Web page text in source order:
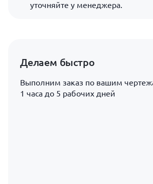
уточняйте у менеджера.
Делаем быстро
Выполним заказ по вашим
1 часа до 5 рабочих дней